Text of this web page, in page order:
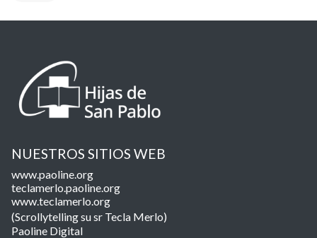
NUESTROS SITIOS WEB
www.paoline.org
teclamerlo.paoline.org
www.teclamerlo.org
(Scrollytelling su sr Tecla Merlo)
Paoline Digital